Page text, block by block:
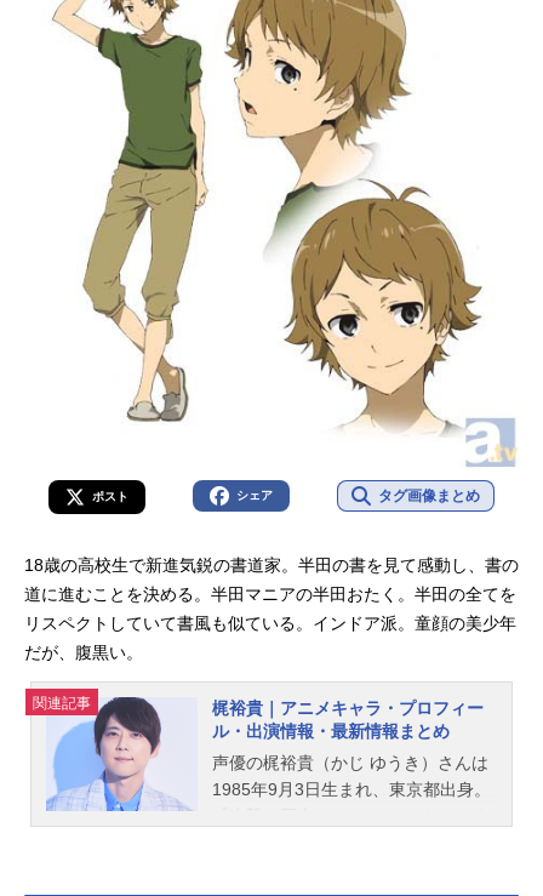
ポスト シェア タグ画像まとめ
18歳の高校生で新進気鋭の書道家。半田の書を見て感動し、書の
道に進むことを決める。半田マニアの半田おたく。半田の全てを
リスペクトしていて書風も似ている。インドア派。童顔の美少年
だが、腹黒い。
関連記事
梶裕貴｜アニメキャラ・プロフィー
ル・出演情報・最新情報まとめ
声優の梶裕貴（かじ ゆうき）さんは
1985年9月3日生まれ、東京都出身。